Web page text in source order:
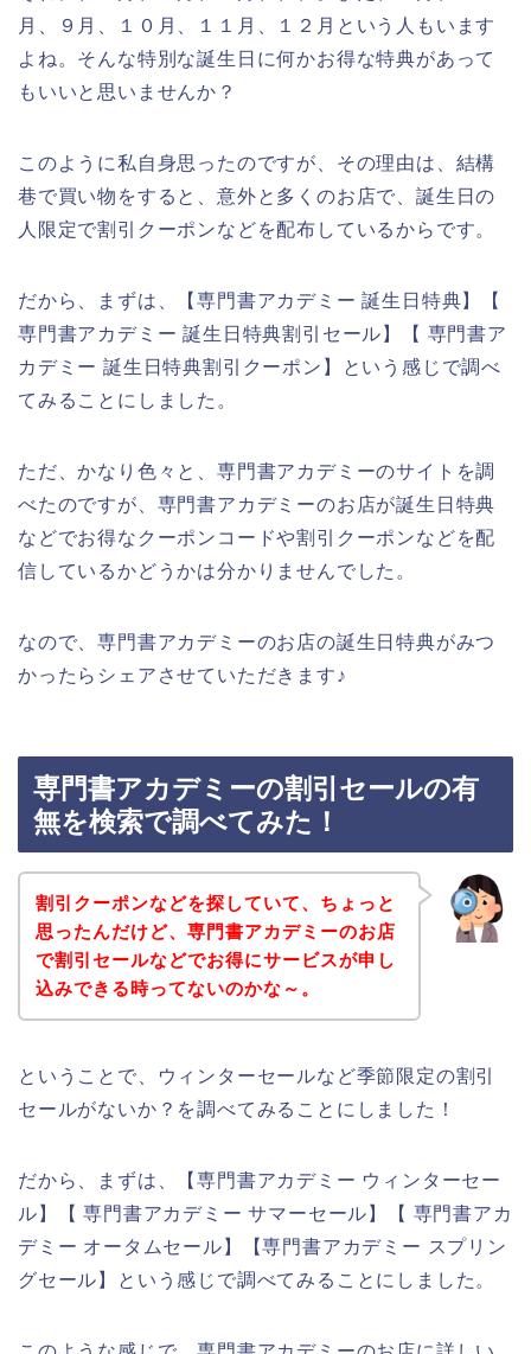
月、９月、１０月、１１月、１２月という人もいます
よね。そんな特別な誕生日に何かお得な特典があって
もいいと思いませんか？
このように私自身思ったのですが、その理由は、結構
巷で買い物をすると、意外と多くのお店で、誕生日の
人限定で割引クーポンなどを配布しているからです。
だから、まずは、【専門書アカデミー 誕生日特典】【
専門書アカデミー 誕生日特典割引セール】【 専門書ア
カデミー 誕生日特典割引クーポン】という感じで調べ
てみることにしました。
ただ、かなり色々と、専門書アカデミーのサイトを調
べたのですが、専門書アカデミーのお店が誕生日特典
などでお得なクーポンコードや割引クーポンなどを配
信しているかどうかは分かりませんでした。
なので、専門書アカデミーのお店の誕生日特典がみつ
かったらシェアさせていただきます♪
専門書アカデミーの割引セールの有
無を検索で調べてみた！
割引クーポンなどを探していて、ちょっと
思ったんだけど、専門書アカデミーのお店
で割引セールなどでお得にサービスが申し
込みできる時ってないのかな～。
ということで、ウィンターセールなど季節限定の割引
セールがないか？を調べてみることにしました！
だから、まずは、【専門書アカデミー ウィンターセー
ル】【 専門書アカデミー サマーセール】【 専門書アカ
デミー オータムセール】【専門書アカデミー スプリン
グセール】という感じで調べてみることにしました。